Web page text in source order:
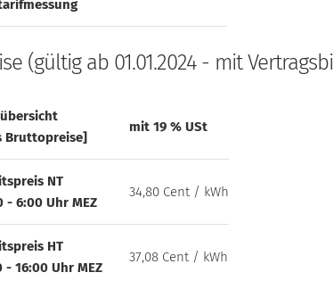
(gültig ab 01.01.2024 - mit
Bruttopreise]
mit 19 % USt
NT
- 6:00 Uhr MEZ
34,80 Cent / kWh
HT
- 16:00 Uhr MEZ
37,08 Cent / kWh